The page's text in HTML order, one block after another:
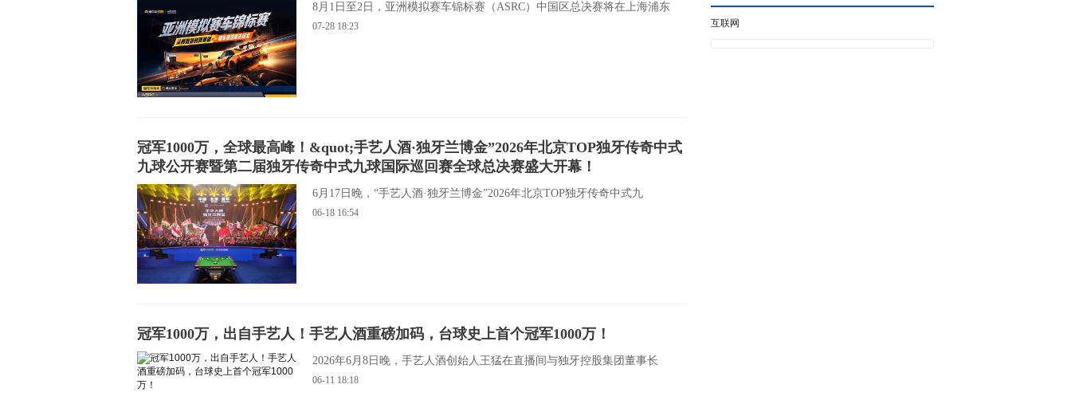
8月1日至2日，亚洲模拟赛车锦标赛（ASRC）中国区总决赛将在上海浦东
07-28 18:23
冠军1000万，全球最高峰！&quot;手艺人酒·独牙兰博金”2026年北京TOP独牙传奇中式
九球公开赛暨第二届独牙传奇中式九球国际巡回赛全球总决赛盛大开幕！
6月17日晚，“手艺人酒·独牙兰博金”2026年北京TOP独牙传奇中式九
06-18 16:54
冠军1000万，出自手艺人！手艺人酒重磅加码，台球史上首个冠军1000万！
2026年6月8日晚，手艺人酒创始人王猛在直播间与独牙控股集团董事长
06-11 18:18
互联网